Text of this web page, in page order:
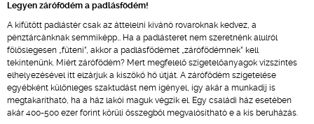
Legyen zárófödém a padlásfödém!
A kifűtött padlástér csak az áttelelni kívánó rovaroknak kedvez, a
pénztárcánknak semmiképp… Ha a padlásteret nem szeretnénk alulról
fölöslegesen „fűteni”, akkor a padlásfödémet „zárófödémnek” kell
tekintenünk. Miért zárófödém? Mert megfelelő szigetelőanyagok vízszintes
elhelyezésével itt elzárjuk a kiszökő hő útját. A zárófödém szigetelése
egyébként különleges szaktudást nem igényel, így akár a munkadíj is
megtakarítható, ha a ház lakói maguk végzik el. Egy családi ház esetében
akár 400-500 ezer forint körüli összegből megvalósítható e a kis beruházás.